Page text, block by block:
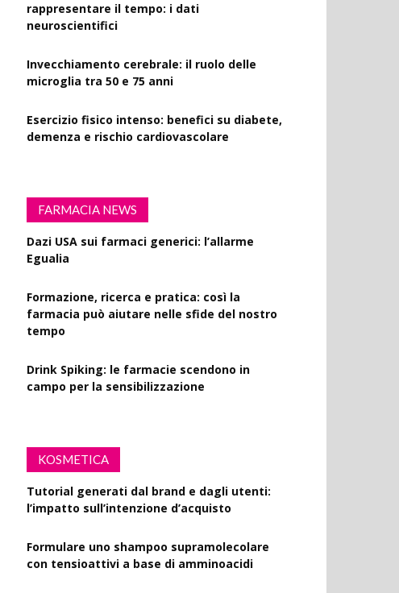
rappresentare il tempo: i dati
neuroscientifici
Invecchiamento cerebrale: il ruolo delle
microglia tra 50 e 75 anni
Esercizio fisico intenso: benefici su diabete,
demenza e rischio cardiovascolare
FARMACIA NEWS
Dazi USA sui farmaci generici: l’allarme
Egualia
Formazione, ricerca e pratica: così la
farmacia può aiutare nelle sfide del nostro
tempo
Drink Spiking: le farmacie scendono in
campo per la sensibilizzazione
KOSMETICA
Tutorial generati dal brand e dagli utenti:
l’impatto sull’intenzione d’acquisto
Formulare uno shampoo supramolecolare
con tensioattivi a base di amminoacidi